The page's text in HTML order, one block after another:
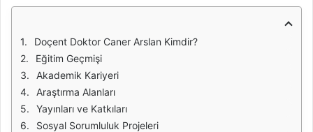
Doçent Doktor Caner Arslan Kimdir?
Eğitim Geçmişi
Akademik Kariyeri
Araştırma Alanları
Yayınları ve Katkıları
Sosyal Sorumluluk Projeleri